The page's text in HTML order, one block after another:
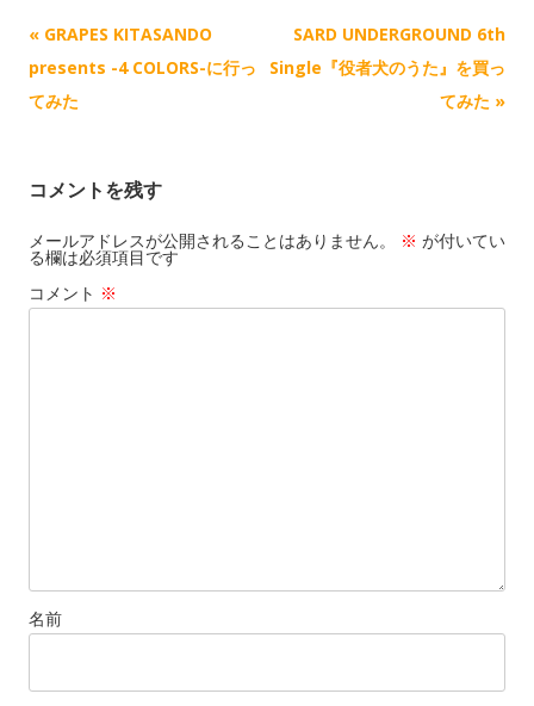
記
事
ナ
ー
シ
ョ
ン
« GRAPES KITASANDO
presents -4 COLORS-に行っ
てみた
SARD UNDERGROUND 6th
Single『役者犬のうた』を買っ
てみた »
コメントを残す
メールアドレスが公開されることはありません。 ※ が付いてい
る欄は必須項目です
コメント ※
名前